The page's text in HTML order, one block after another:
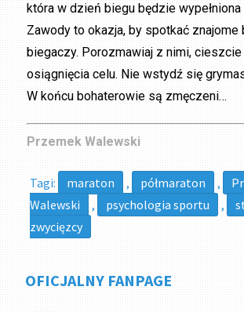
która w dzień biegu będzie
Zawody to okazja, by spotkać znajome
biegaczy. Porozmawiaj z nimi,
osiągnięcia celu. Nie wstydź się
W końcu bohaterowie są zmęczeni…
Przemek Walewski
Tagi: maraton , półmaraton ,
Walewski
, psychologia sportu ,
zwycięzcy
OFICJALNY FANPAGE